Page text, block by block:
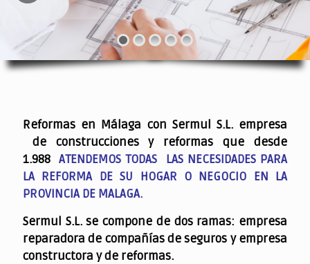
Reformas en Málaga con Sermul S.L. empresa
de construcciones y reformas que desde
1.988ATENDEMOS TODAS LAS NECESIDADES PARA
LA REFORMA DE SU HOGAR O NEGOCIO EN LA
PROVINCIA DE MALAGA.
Sermul S.L. se compone de dos ramas: empresa
reparadora de compañías de seguros y empresa
constructora y de reformas.